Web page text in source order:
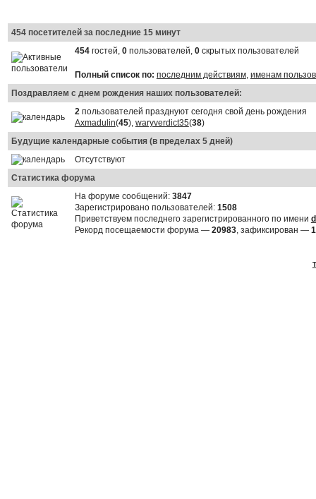
454 посетителей за последние 15 минут
454гостей, 0пользователей, 0скрытых пользователей
Полный список по: последним действиям, именам
Поздравляем с днем рождения наших пользователей:
2пользователей празднуют сегодня свой день рождения
Axmadulin(45), waryverdict35(38)
Будущие календарные события (в пределах 5 дней)
Отсутствуют
Статистика форума
На форуме сообщений: 3847
Зарегистрировано пользователей: 1508
Приветствуем последнего зарегистрированного по имени
Рекорд посещаемости форума — 20983, зафиксирован —